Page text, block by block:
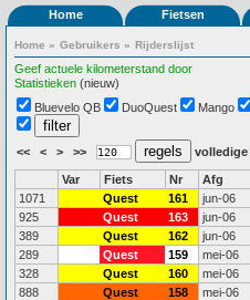
Home Fietsen
Home » Gebruikers » Rijderslijst
Geef actuele kilometerstand door
Statistieken (nieuw)
Bluevelo QB DuoQuest Mango
<< < > >>
Var Fiets Nr Afg
1071
Quest 161 jun-06
925
Quest 163 jun-06
389
Quest 162 jun-06
289
Quest 159 mei-06
328
Quest 160 mei-06
888
Quest 158 mei-06